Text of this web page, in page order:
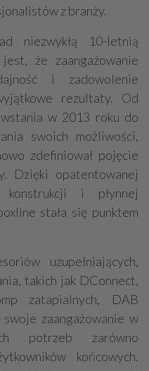
z branży.
niezwykłą 10-letnią
że zaangażowanie
i zadowolenie
rezultaty. Od
w 2013 roku do
swoich możliwości,
zdefiniował pojęcie
Dzięki opatentowanej
konstrukcji i płynnej
stała się punktem
uzupełniających,
takich jak DConnect,
zatapialnych, DAB
zaangażowanie w
potrzeb zarówno
końcowych.